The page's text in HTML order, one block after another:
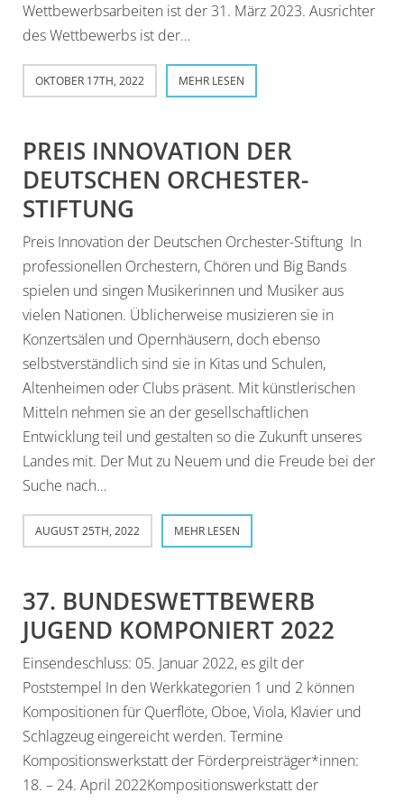
Wettbewerbsarbeiten ist der 31. März 2023. Ausrichter
des Wettbewerbs ist der…
OKTOBER 17TH, 2022 MEHR LESEN
PREIS INNOVATION DER
DEUTSCHEN ORCHESTER-
STIFTUNG
Preis Innovation der Deutschen Orchester-Stiftung In
professionellen Orchestern, Chören und Big Bands
spielen und singen Musikerinnen und Musiker aus
vielen Nationen. Üblicherweise musizieren sie in
Konzertsälen und Opernhäusern, doch ebenso
selbstverständlich sind sie in Kitas und Schulen,
Altenheimen oder Clubs präsent. Mit künstlerischen
Mitteln nehmen sie an der gesellschaftlichen
Entwicklung teil und gestalten so die Zukunft unseres
Landes mit. Der Mut zu Neuem und die Freude bei der
Suche nach…
AUGUST 25TH, 2022 MEHR LESEN
37. BUNDESWETTBEWERB
JUGEND KOMPONIERT 2022
Einsendeschluss: 05. Januar 2022, es gilt der
Poststempel In den Werkkategorien 1 und 2 können
Kompositionen für Querflöte, Oboe, Viola, Klavier und
Schlagzeug eingereicht werden. Termine
Kompositionswerkstatt der Förderpreisträger*innen:
18. – 24. April 2022Kompositionswerkstatt der